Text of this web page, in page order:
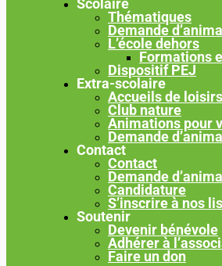
Scolaire
Thématiques
Demande
L’école dehors
Formations
Dispositif PEJ
Extra-scolaire
Accueils de loisirs
Club nature
Animations pour
Demande
Contact
Contact
Demande
Candidature
S’inscrire à nos
Soutenir
Devenir bénévole
Adhérer à
Faire un don